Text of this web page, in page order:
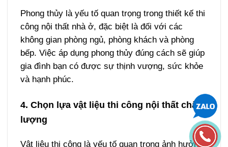
Phong thủy là yếu tố quan trọng trong thiết kế thi
công nội thất nhà ở, đặc biệt là đối với các
không gian phòng ngủ, phòng khách và phòng
bếp. Việc áp dụng phong thủy đúng cách sẽ giúp
gia đình bạn có được sự thịnh vượng, sức khỏe
và hạnh phúc.
4. Chọn lựa vật liệu thi công nội thất chất
lượng
Vật liệu thi công là yếu tố quan trọng ảnh hưởng